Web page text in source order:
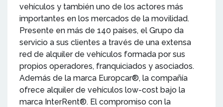
vehículos y también uno de los actores más
importantes en los mercados de la movilidad.
Presente en más de 140 países, el Grupo da
servicio a sus clientes a través de una extensa
red de alquiler de vehículos formada por sus
propios operadores, franquiciados y asociados.
Además de la marca Europcar®, la compañía
ofrece alquiler de vehículos low-cost bajo la
marca InterRent®. El compromiso con la